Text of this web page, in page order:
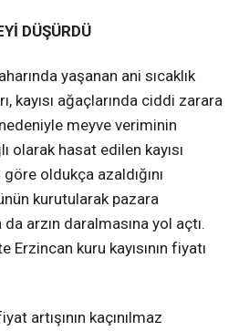
DÜŞÜRDÜ
yaşanan ani sıcaklık
kayısı ağaçlarında ciddi zarara
meyve veriminin
olarak hasat edilen kayısı
oldukça azaldığını
kurutularak pazara
arzın daralmasına yol açtı.
kuru kayısının fiyatı
artışının kaçınılmaz